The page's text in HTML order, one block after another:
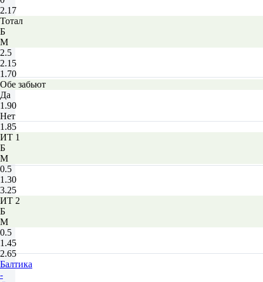
2.17
Тотал
Б
М
2.5
2.15
1.70
Обе забьют
Да
1.90
Нет
1.85
ИТ 1
Б
М
0.5
1.30
3.25
ИТ 2
Б
М
0.5
1.45
2.65
Балтика
-